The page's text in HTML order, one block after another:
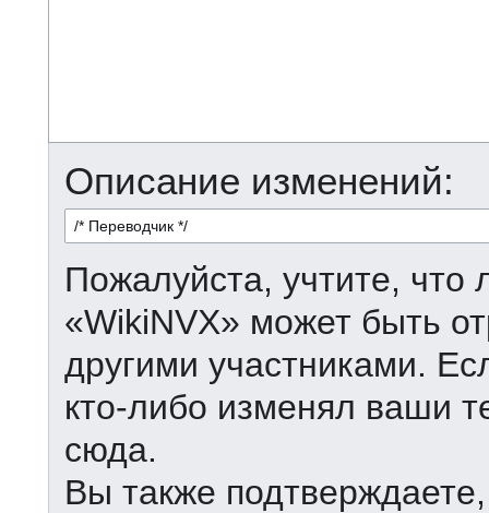
Описание изменений:
Пожалуйста, учтите,
«WikiNVX» может быть
другими участниками.
кто-либо изменял ваши
сюда.
Вы также